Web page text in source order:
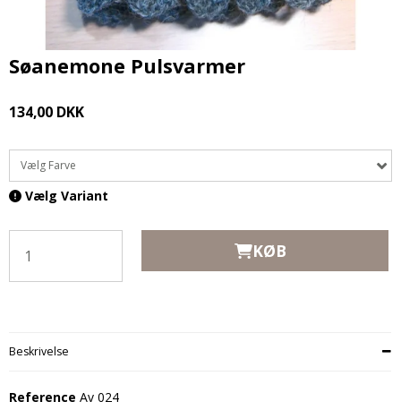
Søanemone Pulsvarmer
134,00 DKK
Vælg Farve
Vælg Variant
KØB
Beskrivelse
Reference Av 024